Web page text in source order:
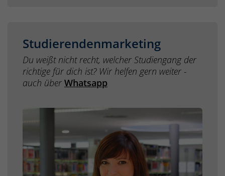
Studierendenmarketing
Du weißt nicht recht, welcher Studiengang der
richtige für dich ist? Wir helfen gern weiter -
auch über Whatsapp